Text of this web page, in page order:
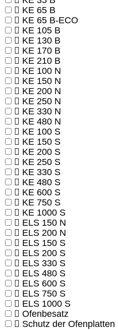
KE 65 B
KE 65 B-ECO
KE 105 B
KE 130 B
KE 170 B
KE 210 B
KE 100 N
KE 150 N
KE 200 N
KE 250 N
KE 330 N
KE 480 N
KE 100 S
KE 150 S
KE 200 S
KE 250 S
KE 330 S
KE 480 S
KE 600 S
KE 750 S
KE 1000 S
ELS 150 N
ELS 200 N
ELS 150 S
ELS 200 S
ELS 330 S
ELS 480 S
ELS 600 S
ELS 750 S
ELS 1000 S
Ofenbesatz
Schutz der Ofenplatten